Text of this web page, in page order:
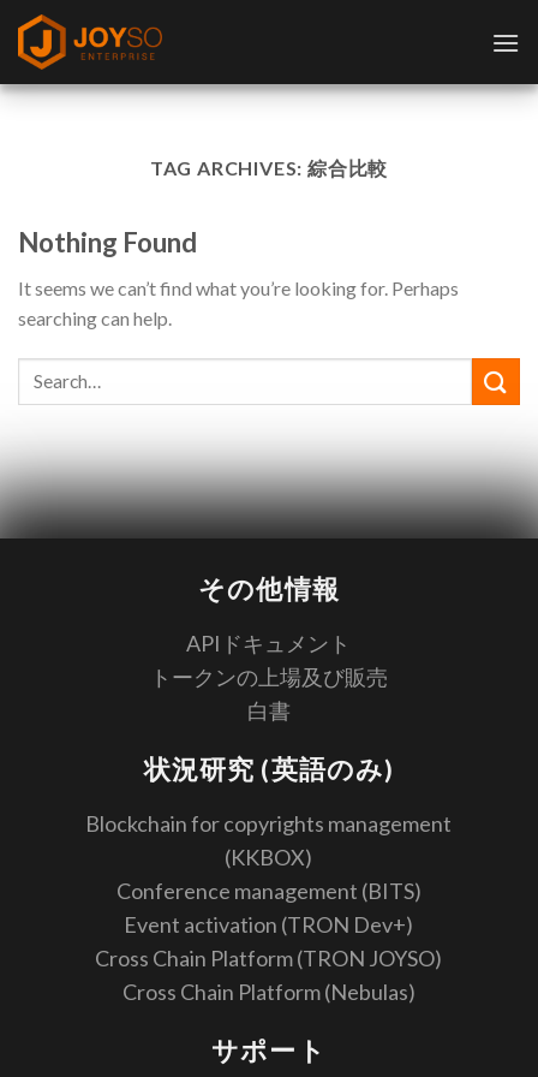
Skip
content
TAG ARCHIVES: 綜合比較
Nothing Found
It seems we can’t find what you’re looking for. Perhaps
searching can help.
その他情報
APIドキュメント
トークンの上場及び販売
白書
状況研究 (英語のみ)
Blockchain for copyrights management
(KKBOX)
Conference management (BITS)
Event activation (TRON Dev+)
Cross Chain Platform (TRON JOYSO)
Cross Chain Platform (Nebulas)
サポート